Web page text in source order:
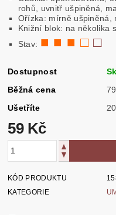
rohů, uvnitř ušpiněná,
Ořízka: mírně ušpiněná,
Knižní blok: na několika
Stav: ■ ■ ■ □ □
Dostupnost
Běžná cena
Ušetříte
59 Kč
KÓD PRODUKTU
KATEGORIE